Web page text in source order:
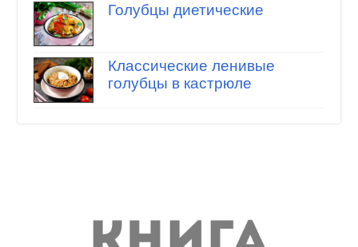
Голубцы диетические
Классические ленивые
голубцы в кастрюле